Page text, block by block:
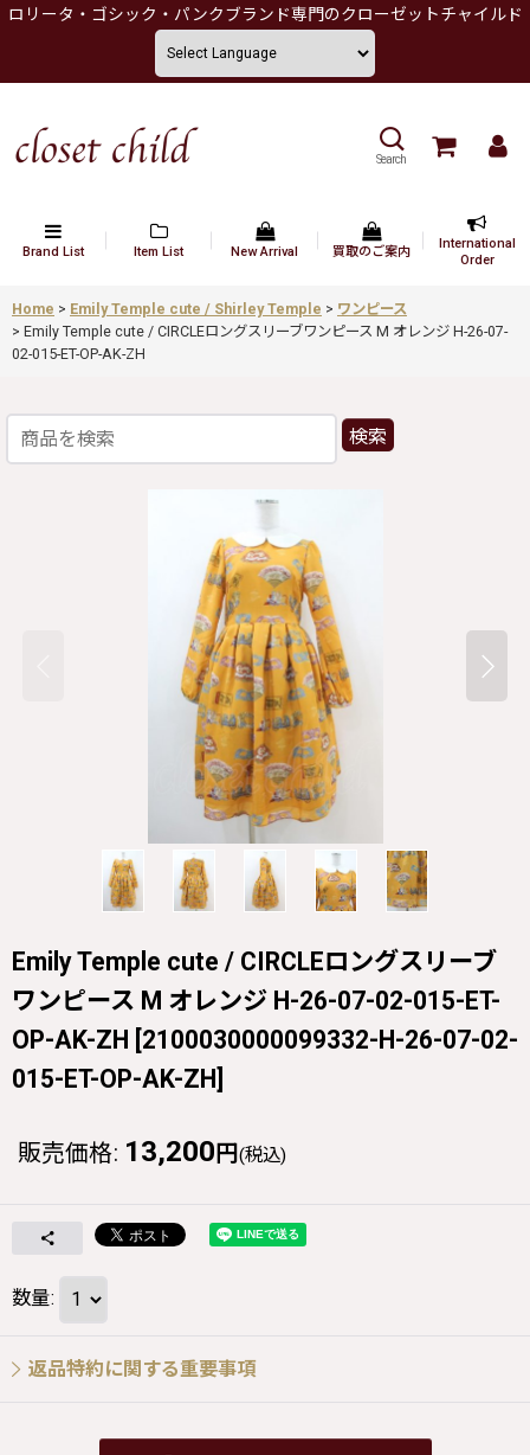
ロリータ・ゴシック・パンクブランド専門のクローゼットチャイルド
Search
Brand List Item List New Arrival 買取のご案内
International
Order
Home > Emily Temple cute / Shirley Temple > ワンピース
> Emily Temple cute / CIRCLEロングスリーブワンピース M オレンジ H-26-07-
02-015-ET-OP-AK-ZH
検索
Emily Temple cute / CIRCLEロングスリーブ
ワンピース M オレンジ H-26-07-02-015-ET-
OP-AK-ZH [2100030000099332-H-26-07-02-
015-ET-OP-AK-ZH]
販売価格: 13,200 円 (税込)
数量:
返品特約に関する重要事項